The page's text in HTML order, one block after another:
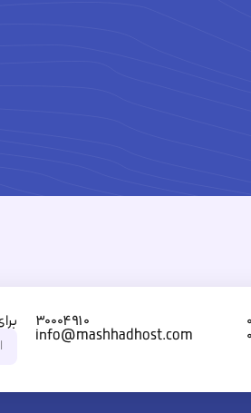
۳۰۰۰۴۹۱۰
info@mashhadhost.com